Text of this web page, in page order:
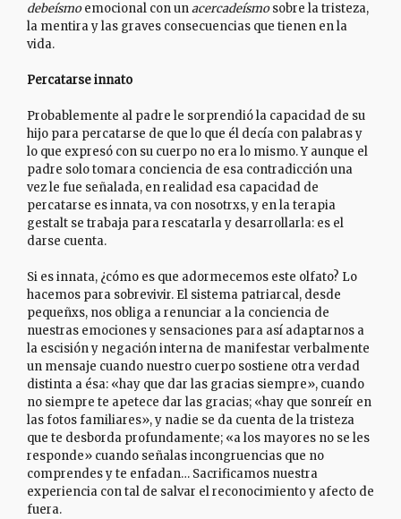
debeísmoemocional con unacercadeísmosobre la tristeza,
la mentira y las graves consecuencias que tienen en la
vida.
Percatarse innato
Probablemente al padre le sorprendió la capacidad de su
hijo para percatarse de que lo que él decía con palabras y
lo que expresó con su cuerpo no era lo mismo. Y aunque el
padre solo tomara conciencia de esa contradicción una
vez le fue señalada, en realidad esa capacidad de
percatarse es innata, va con nosotrxs, y en la terapia
gestalt se trabaja para rescatarla y desarrollarla: es el
darse cuenta.
Si es innata, ¿cómo es que adormecemos este olfato? Lo
hacemos para sobrevivir. El sistema patriarcal, desde
pequeñxs, nos obliga a renunciar a la conciencia de
nuestras emociones y sensaciones para así adaptarnos a
la escisión y negación interna de manifestar verbalmente
un mensaje cuando nuestro cuerpo sostiene otra verdad
distinta a ésa: «hay que dar las gracias siempre», cuando
no siempre te apetece dar las gracias; «hay que sonreír en
las fotos familiares», y nadie se da cuenta de la tristeza
que te desborda profundamente; «a los mayores no se les
responde» cuando señalas incongruencias que no
comprendes y te enfadan… Sacrificamos nuestra
experiencia con tal de salvar el reconocimiento y afecto de
fuera.